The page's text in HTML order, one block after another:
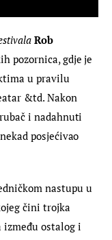
Rob
pozornica, gdje je
u pravilu
&td. Nakon
i nadahnuti
posjećivao
nastupu u
čini trojka
između ostalog i